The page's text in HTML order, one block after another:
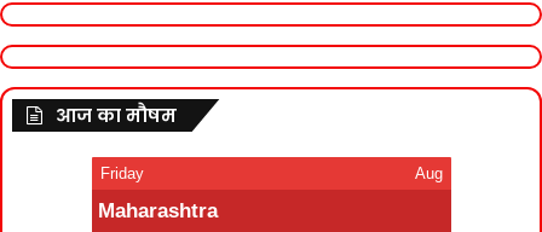
आज का मौषम
Friday Aug
Maharashtra